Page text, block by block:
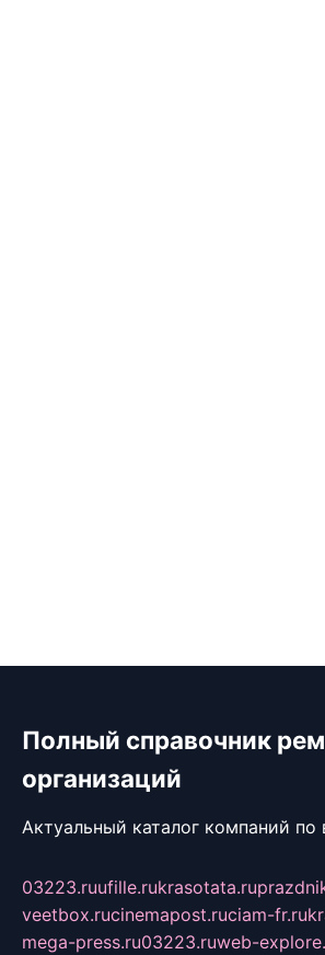
Полный справочник
организаций
Актуальный каталог компаний по
03223.ruufille.rukrasotata.ru
veetbox.rucinemapost.ruciam-fr.ru
mega-press.ru03223.ruweb-